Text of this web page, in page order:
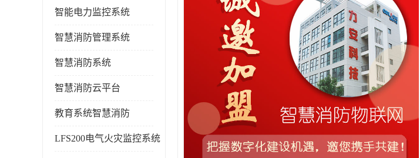
智能电力监控系统
智慧消防管理系统
智慧消防系统
智慧消防云平台
教育系统智慧消防
LFS200电气火灾监控系统